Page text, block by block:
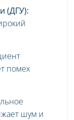
(ДГУ):
помех
шум и